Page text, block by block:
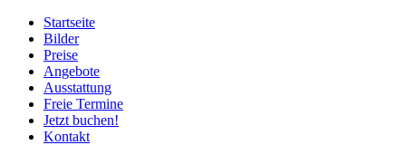
Startseite
Bilder
Preise
Angebote
Ausstattung
Freie Termine
Jetzt buchen!
Kontakt